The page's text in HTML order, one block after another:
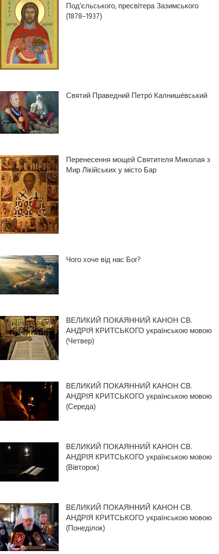
Под’єльського, пресвітера Зазимського
(1878–1937)
Святий Праведний Петро́ Калнише́вський
Перенесення мощей Святителя Миколая з
Мир Лікійських у місто Бар
Чого хоче від нас Бог?
ВЕЛИКИЙ ПОКАЯННИЙ КАНОН СВ.
АНДРІЯ КРИТСЬКОГО українською мовою
(Четвер)
ВЕЛИКИЙ ПОКАЯННИЙ КАНОН СВ.
АНДРІЯ КРИТСЬКОГО українською мовою
(Середа)
ВЕЛИКИЙ ПОКАЯННИЙ КАНОН СВ.
АНДРІЯ КРИТСЬКОГО українською мовою
(Вівторок)
ВЕЛИКИЙ ПОКАЯННИЙ КАНОН СВ.
АНДРІЯ КРИТСЬКОГО українською мовою
(Понеділок)